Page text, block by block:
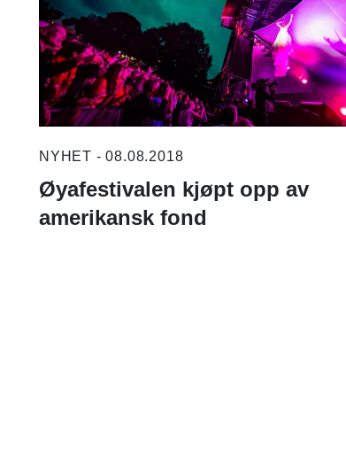
NYHET - 08.08.2018
Øyafestivalen kjøpt opp av
amerikansk fond